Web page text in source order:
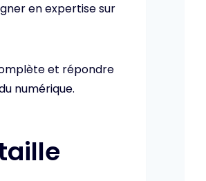
en expertise sur
et répondre
numérique.